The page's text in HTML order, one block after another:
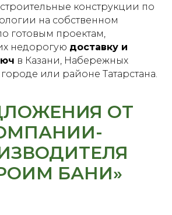
конструкции по
на собственном
готовым проектам,
недорогую доставку и
в Казани, Набережных
или районе Татарстана.
ОТ
БАНИ»